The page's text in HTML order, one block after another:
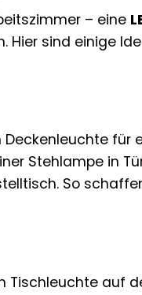
– eine
sind einige
für
Stehlampe in
So
Tischleuchte auf